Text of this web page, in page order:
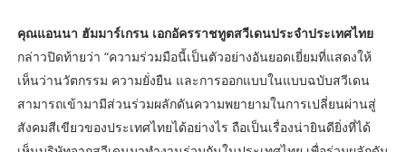
คุณแอนนา ฮัมมาร์เกรน เอกอัครราชทูตสวีเดนประจำประเทศไทย
กล่าวปิดท้ายว่า “ความร่วมมือนี้เป็นตัวอย่างอันยอดเยี่ยมที่แสดงให้
เห็นว่านวัตกรรม ความยั่งยืน และการออกแบบในแบบฉบับสวีเดน
สามารถเข้ามามีส่วนร่วมผลักดันความพยายามในการเปลี่ยนผ่านสู่
สังคมสีเขียวของประเทศไทยได้อย่างไร ถือเป็นเรื่องน่ายินดียิ่งที่ได้